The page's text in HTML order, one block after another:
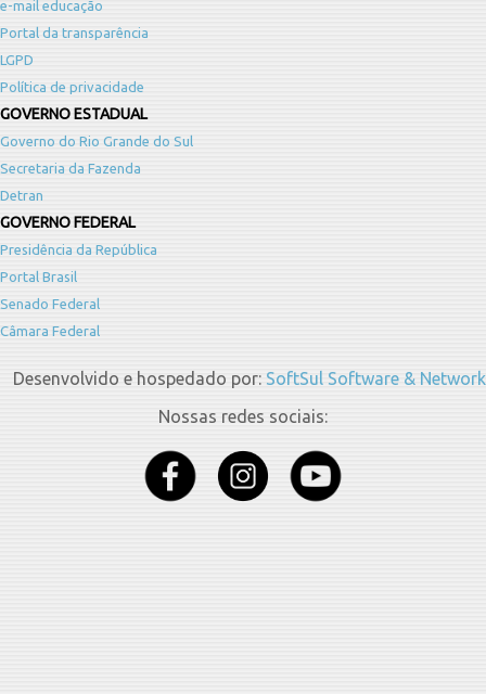
e-mail educação
Portal da transparência
LGPD
Política de privacidade
GOVERNO ESTADUAL
Governo do Rio Grande do Sul
Secretaria da Fazenda
Detran
GOVERNO FEDERAL
Presidência da República
Portal Brasil
Senado Federal
Câmara Federal
Desenvolvido e hospedado por: SoftSul Software & Network
Nossas redes sociais: